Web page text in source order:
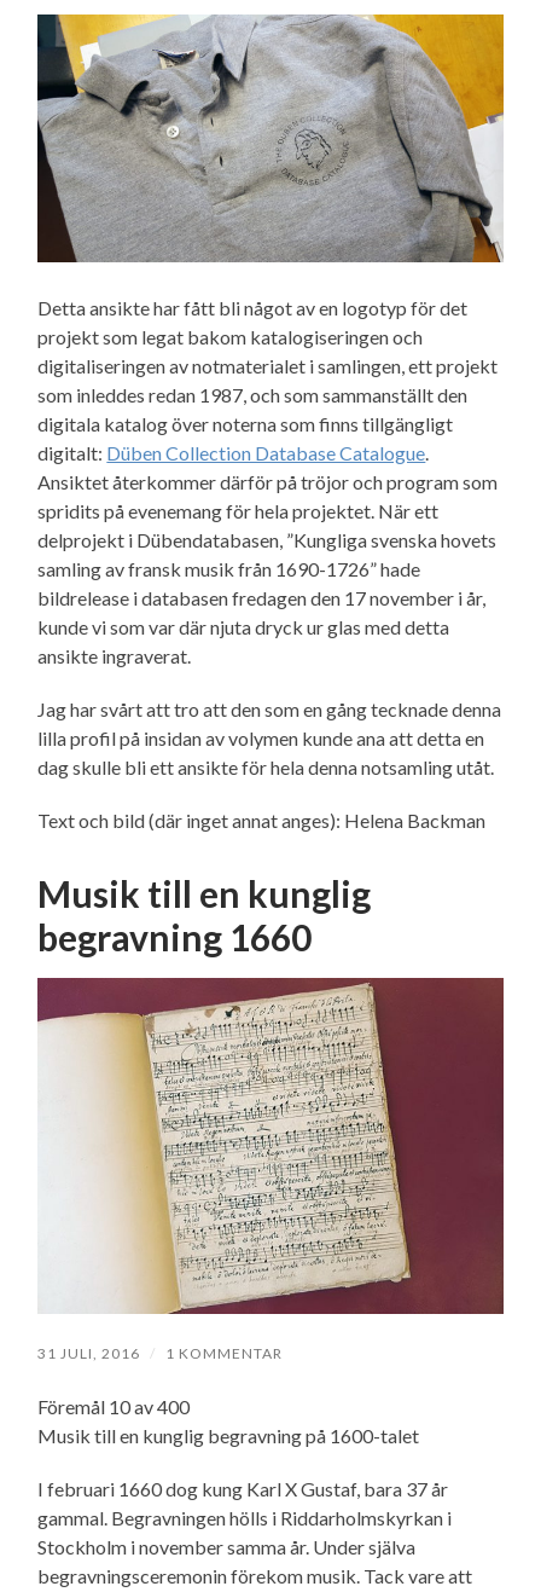
Detta ansikte har fått bli något av en logotyp för det
projekt som legat bakom katalogiseringen och
digitaliseringen av notmaterialet i samlingen, ett projekt
som inleddes redan 1987, och som sammanställt den
digitala katalog över noterna som finns tillgängligt
digitalt: Düben Collection Database Catalogue
Ansiktet återkommer därför på tröjor och program som
spridits på evenemang för hela projektet. När ett
delprojekt i Dübendatabasen, ”Kungliga svenska hovets
samling av fransk musik från 1690-1726” hade
bildrelease i databasen fredagen den 17 november i år,
kunde vi som var där njuta dryck ur glas med detta
ansikte ingraverat.
Jag har svårt att tro att den som en gång tecknade denna
lilla profil på insidan av volymen kunde ana att detta en
dag skulle bli ett ansikte för hela denna notsamling utåt.
Text och bild (där inget annat anges): Helena Backman
Musik till en kunglig
begravning 1660
31 JULI, 2016 / 1 KOMMENTAR
Föremål 10 av 400
Musik till en kunglig begravning på 1600-talet
I februari 1660 dog kung Karl X Gustaf, bara 37 år
gammal. Begravningen hölls i Riddarholmskyrkan i
Stockholm i november samma år. Under själva
begravningsceremonin förekom musik. Tack vare att